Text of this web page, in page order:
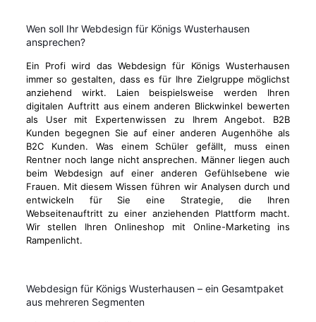
Wen soll Ihr Webdesign für Königs Wusterhausen
ansprechen?
Ein Profi wird das Webdesign für Königs Wusterhausen
immer so gestalten, dass es für Ihre Zielgruppe möglichst
anziehend wirkt. Laien beispielsweise werden Ihren
digitalen Auftritt aus einem anderen Blickwinkel bewerten
als User mit Expertenwissen zu Ihrem Angebot. B2B
Kunden begegnen Sie auf einer anderen Augenhöhe als
B2C Kunden. Was einem Schüler gefällt, muss einen
Rentner noch lange nicht ansprechen. Männer liegen auch
beim Webdesign auf einer anderen Gefühlsebene wie
Frauen. Mit diesem Wissen führen wir Analysen durch und
entwickeln für Sie eine Strategie, die Ihren
Webseitenauftritt zu einer anziehenden Plattform macht.
Wir stellen Ihren Onlineshop mit Online-Marketing ins
Rampenlicht.
Webdesign für Königs Wusterhausen – ein Gesamtpaket
aus mehreren Segmenten